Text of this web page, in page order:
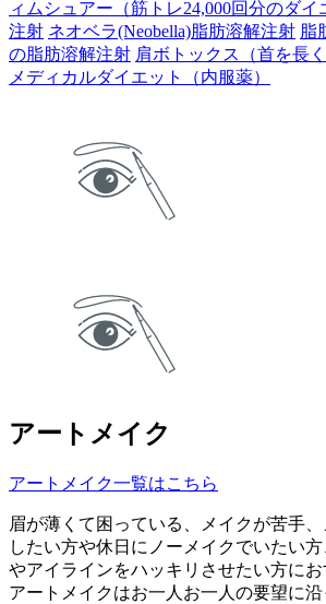
ィムシュアー（筋トレ24,000回分のダイ
注射 ネオベラ(Neobella)脂肪溶解注射 脂
の脂肪溶解注射 肩ボトックス（首を長
メディカルダイエット（内服薬）
アートメイク
アートメイク一覧はこちら
眉が薄くて困っている、メイクが苦手
したい方や休日にノーメイクでいたい
やアイラインをハッキリさせたい方に
アートメイクはお一人お一人の要望に